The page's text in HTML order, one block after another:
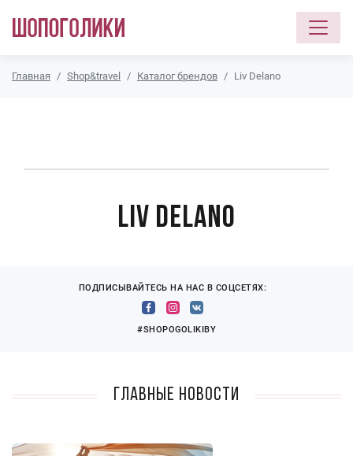
Главная Shop&travel Каталог брендов Liv Delano
Liv Delano
ПОДПИСЫВАЙТЕСЬ НА НАС В СОЦСЕТЯХ:
#SHOPOGOLIKIBY
Главные новости